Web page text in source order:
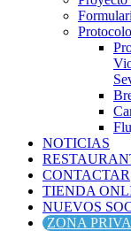
NOTICIAS
CONTACTAR
TIENDA
NUEVOS
ZONA